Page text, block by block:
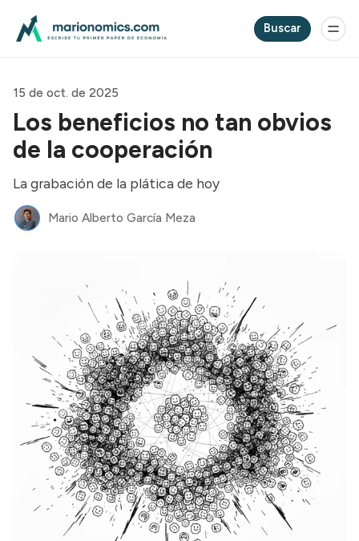
Buscar
15 de oct. de 2025
Los beneficios no tan obvios
de la cooperación
La grabación de la plática de hoy
Mario Alberto García Meza